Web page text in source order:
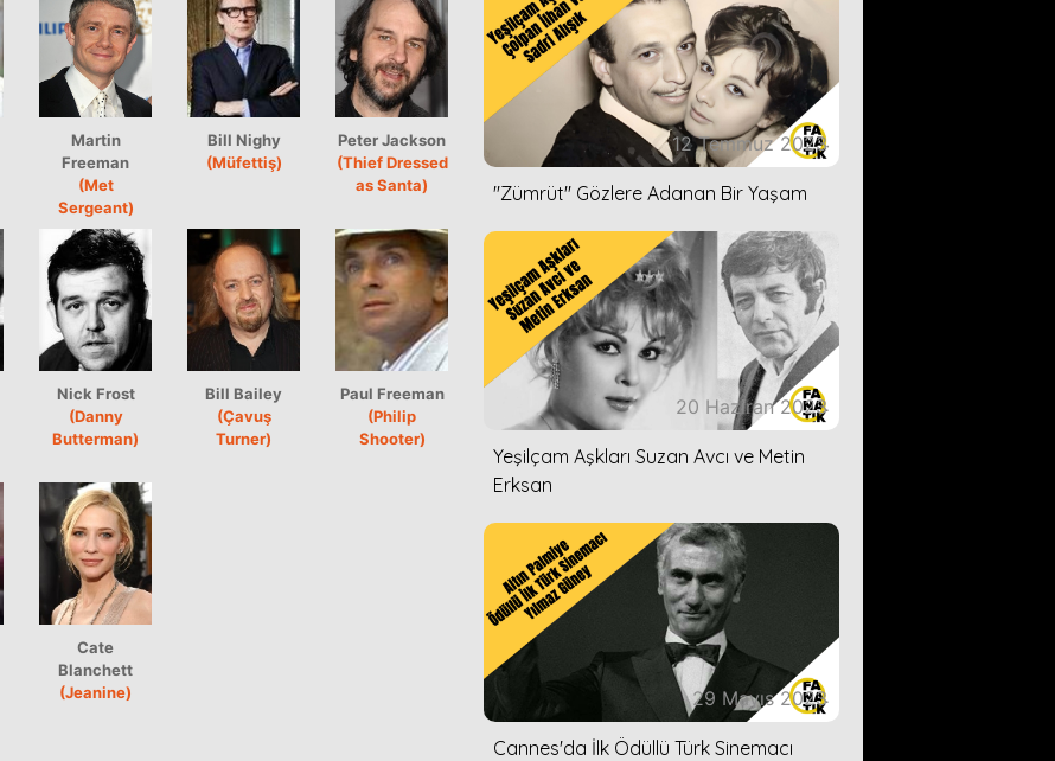
Martin
Freeman
(Met
Sergeant)
Bill Nighy
(Müfettiş)
Peter Jackson
(Thief Dressed
as Santa)
Nick Frost
(Danny
Butterman)
Bill Bailey
(Çavuş
Turner)
Paul Freeman
(Philip
Shooter)
Cate
Blanchett
(Jeanine)
12 Temmuz 2023
''Zümrüt'' Gözlere Adanan Bir Yaşam
20 Haziran 2023
Yeşilçam Aşkları Suzan Avcı ve Metin
Erksan
29 Mayıs 2023
Cannes'da İlk Ödüllü Türk Sinemacı